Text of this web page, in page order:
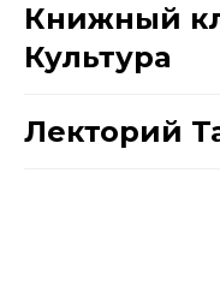
Книжный
Культура
Лекторий